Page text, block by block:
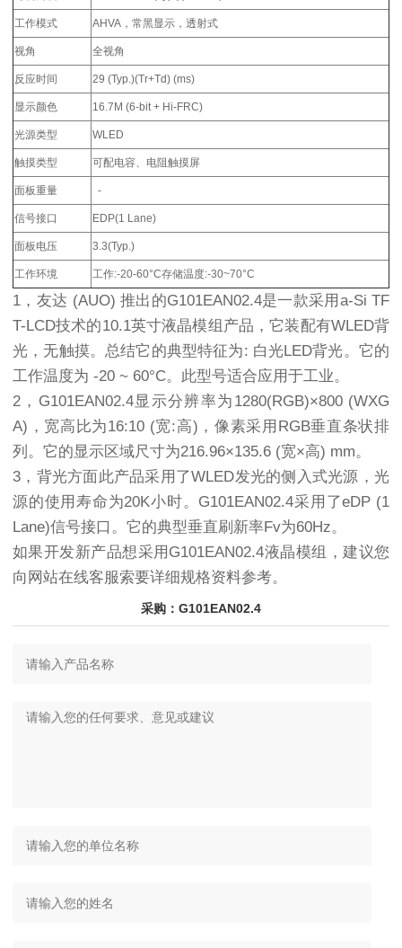
工作模式 AHVA，常黑显示，透射式
视角 全视角
反应时间 29 (Typ.)(Tr+Td) (ms)
显示颜色 16.7M (6-bit + Hi-FRC)
光源类型 WLED
触摸类型 可配电容、电阻触摸屏
面板重量 -
信号接口 EDP(1 Lane)
面板电压 3.3(Typ.)
工作环境 工作:-20-60°C存储温度:-30~70°C
1，友达 (AUO) 推出的G101EAN02.4是一款采用a-Si TF
T-LCD技术的10.1英寸液晶模组产品，它装配有WLED背
光，无触摸。总结它的典型特征为: 白光LED背光。它的
工作温度为 -20 ~ 60°C。此型号适合应用于工业。
2，G101EAN02.4显示分辨率为1280(RGB)×800 (WXG
A)，宽高比为16:10 (宽:高)，像素采用RGB垂直条状排
列。它的显示区域尺寸为216.96×135.6 (宽×高) mm。
3，背光方面此产品采用了WLED发光的侧入式光源，光
源的使用寿命为20K小时。G101EAN02.4采用了eDP (1
Lane)信号接口。它的典型垂直刷新率Fv为60Hz。
如果开发新产品想采用G101EAN02.4液晶模组，建议您
向网站在线客服索要详细规格资料参考。
采购：G101EAN02.4